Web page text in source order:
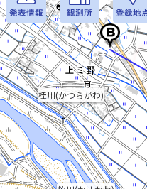
桂川(かつらがわ)